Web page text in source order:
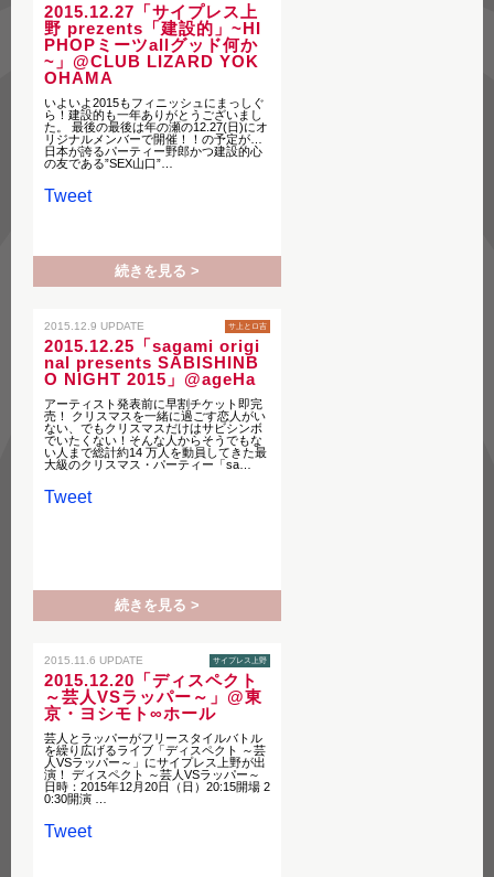
2015.12.27「サイプレス上
野 prezents「建設的」~HI
PHOPミーツallグッド何か
~」@CLUB LIZARD YOK
OHAMA
いよいよ2015もフィニッシュにまっしぐ
ら！建設的も一年ありがとうございまし
た。 最後の最後は年の瀬の12.27(日)にオ
リジナルメンバーで開催！！の予定が…
日本が誇るパーティー野郎かつ建設的心
の友である”SEX山口”…
Tweet
続きを見る >
2015.12.9 UPDATE サ上とロ吉
2015.12.25「sagami origi
nal presents SABISHINB
O NIGHT 2015」@ageHa
アーティスト発表前に早割チケット即完
売！ クリスマスを一緒に過ごす恋人がい
ない、でもクリスマスだけはサビシンボ
でいたくない！そんな人からそうでもな
い人まで総計約14 万人を動員してきた最
⼤級のクリスマス・パーティー「sa…
Tweet
続きを見る >
2015.11.6 UPDATE サイプレス上野
2015.12.20「ディスペクト
～芸人VSラッパー～」@東
京・ヨシモト∞ホール
芸人とラッパーがフリースタイルバトル
を繰り広げるライブ「ディスペクト ～芸
人VSラッパー～」にサイプレス上野が出
演！ ディスペクト ～芸人VSラッパー～
日時：2015年12月20日（日）20:15開場 2
0:30開演 …
Tweet